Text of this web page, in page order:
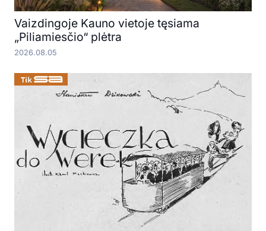
Vaizdingoje Kauno vietoje tęsiama
„Piliamiesčio“ plėtra
2026.08.05